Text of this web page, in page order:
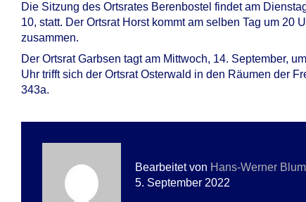
Die Sitzung des Ortsrates Berenbostel findet am
10, statt. Der Ortsrat Horst kommt am selben Tag um 20
zusammen.
Der Ortsrat Garbsen tagt am Mittwoch, 14. September,
Uhr trifft sich der Ortsrat Osterwald in den Räumen der
343a.
Bearbeitet von Hans-Werner
5. September 2022